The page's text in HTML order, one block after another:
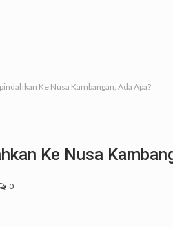
Ke Nusa Kambangan, Ada Apa?
Ke Nusa
0